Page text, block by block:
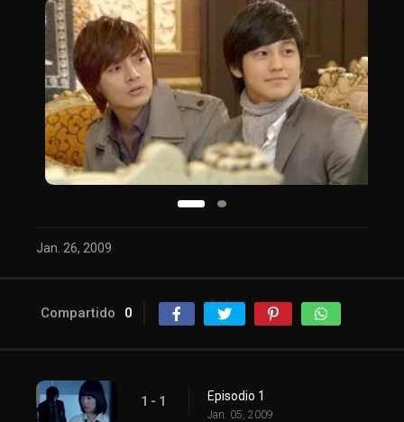
Jan. 26, 2009
Compartido 0
1 - 1 Episodio 1
Jan. 05, 2009